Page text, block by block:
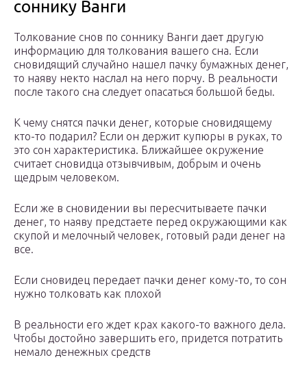
соннику Ванги
Толкование снов по соннику Ванги дает другую
информацию для толкования вашего сна. Если
сновидящий случайно нашел пачку бумажных денег,
то наяву некто наслал на него порчу. В реальности
после такого сна следует опасаться большой беды.
К чему снятся пачки денег, которые сновидящему
кто-то подарил? Если он держит купюры в руках, то
это сон характеристика. Ближайшее окружение
считает сновидца отзывчивым, добрым и очень
щедрым человеком.
Если же в сновидении вы пересчитываете пачки
денег, то наяву предстаете перед окружающими как
скупой и мелочный человек, готовый ради денег на
все.
Если сновидец передает пачки денег кому-то, то сон
нужно толковать как плохой
В реальности его ждет крах какого-то важного дела.
Чтобы достойно завершить его, придется потратить
немало денежных средств